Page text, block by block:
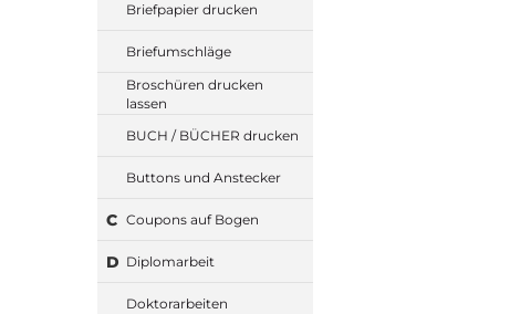
Briefpapier drucken
Briefumschläge
Broschüren drucken
lassen
BUCH / BÜCHER drucken
Buttons und Anstecker
C Coupons auf Bogen
D Diplomarbeit
Doktorarbeiten